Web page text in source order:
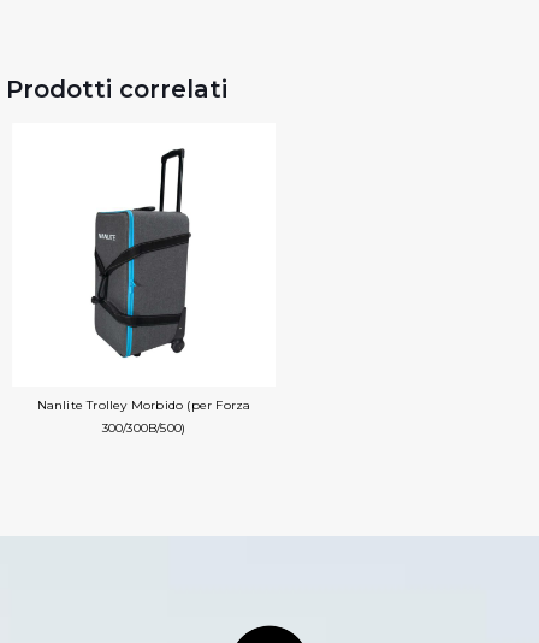
Prodotti correlati
Nanlite Trolley Morbido (per Forza
300/300B/500)